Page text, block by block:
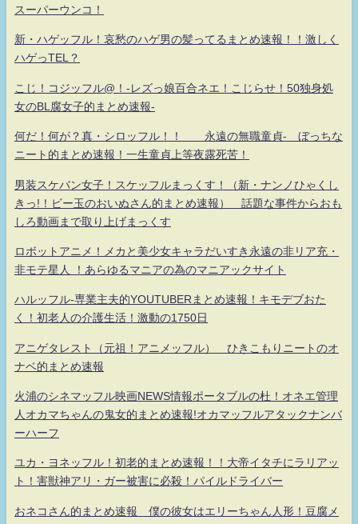
スーパーウンコ！
新・ハゲッフル！哀愁のハゲ男の髪ってるまとめ速報！！激しく
ハゲっTEL？
こじ！コジッフル@！-レズっ娘百合ネエ！こじらせ！50独身処
女のBL腐女子的まとめ速報-
何だ！何が？真・シロッフル！！ 永遠の無職童貞- ぼっちな
ニート的まとめ速報！一生童貞上等夜露死苦！
男装スケバン女子！スケッフルまっくす！（新・ナンノひゃくし
きっ!！ビー玉のおいぬさん的まとめ速報） 話題な事件からおも
しろ動画まで取り上げまっくす
ロボットアニメ！メカと美少女キャラだいすき永遠の非リア充・
非モテ星人 ！あらゆるマニアの為のマニアックサイト
ハルッフル-専業主夫的YOUTUBERまとめ速報！キモデブおた
く！初老人の介護生活！激動の1750日
アニゲタレスト（元祖！アニメッフル） ひきこもりニートのオ
ナベ的まとめ速報
火浦のシネマッフル映画NEWS情報ポータブルの杜！オネエ管理
人オカマちゃんの鬼女的まとめ速報!オカマッフルアタックナンバ
ーハーフ
ユカ・ヨネッフル！初老的まとめ速報！！大帝イタチにラリアッ
ト！害獣神アリ・ガー被害に必殺！パイルドライバー
おネコさん的まとめ速報 僕の彼女はエリーちゃん人形！豆腐メ